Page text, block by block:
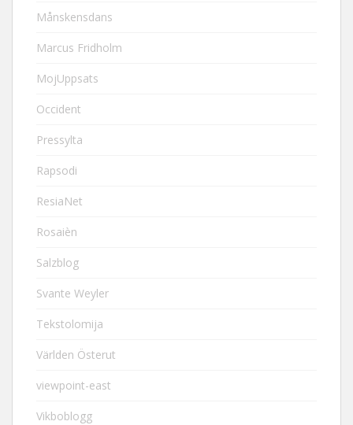
Månskensdans
Marcus Fridholm
MojUppsats
Occident
Pressylta
Rapsodi
ResiaNet
Rosaièn
Salzblog
Svante Weyler
Tekstolomija
Världen Österut
viewpoint-east
Vikboblogg